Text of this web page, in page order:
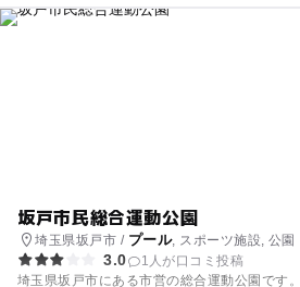
むことができますよ！ おむつが取れていない
ん。
坂戸市民総合運動公園
埼玉県坂戸市 / プール, スポーツ施設, 公園
3.0
1人が口コミ投稿
埼玉県坂戸市にある市営の総合運動公園です